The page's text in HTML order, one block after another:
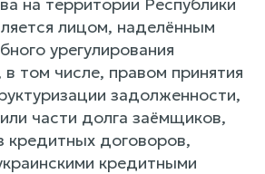
лицом, наделённым
урегулирования
том числе, правом принятия
задолженности,
части долга заёмщиков,
кредитных договоров,
кредитными